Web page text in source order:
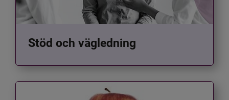
Stöd och vägledning